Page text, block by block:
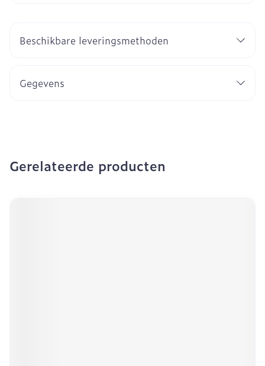
Beschikbare leveringsmethoden
Gegevens
Gerelateerde producten